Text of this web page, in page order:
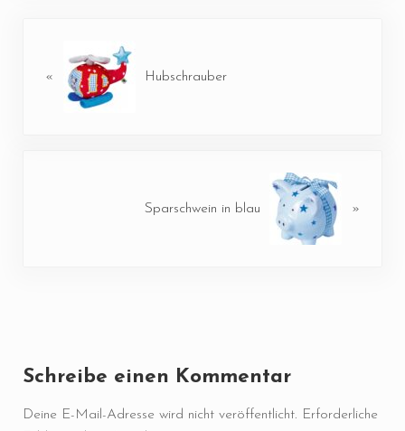
« Hubschrauber
Sparschwein in blau »
Schreibe einen Kommentar
Deine E-Mail-Adresse wird nicht veröffentlicht. Erforderliche